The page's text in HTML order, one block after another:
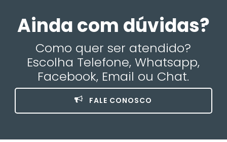
Ainda com dúvidas?
Como quer ser atendido?
Escolha Telefone, Whatsapp,
Facebook, Email ou Chat.
FALE CONOSCO